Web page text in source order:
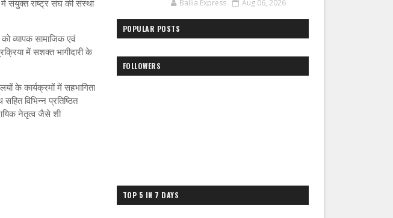
में संयुक्त राष्ट्र संघ की संस्था
व्यापक सामाजिक एवं
में सशक्त भागीदारी के
के कार्यक्रमों में सहभागिता
विभिन्न प्रतिष्ठित
नेतृत्व जैसे शी
Ballia Express Aug 06, 2026
POPULAR POSTS
FOLLOWERS
TOP 5 IN 7 DAYS